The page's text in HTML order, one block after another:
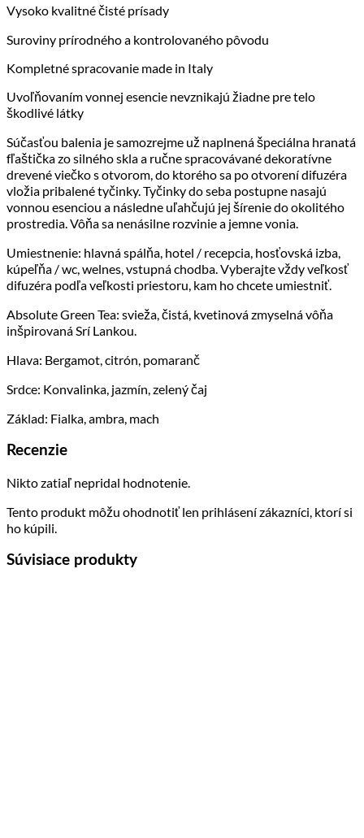
Vysoko kvalitné čisté prísady
Suroviny prírodného a kontrolovaného pôvodu
Kompletné spracovanie made in Italy
Uvoľňovaním vonnej esencie nevznikajú žiadne pre telo
škodlivé látky
Súčasťou balenia je samozrejme už naplnená špeciálna hranatá
fľaštička zo silného skla a ručne spracovávané dekoratívne
drevené viečko s otvorom, do ktorého sa po otvorení difuzéra
vložia pribalené tyčinky. Tyčinky do seba postupne nasajú
vonnou esenciou a následne uľahčujú jej šírenie do okolitého
prostredia. Vôňa sa nenásilne rozvinie a jemne vonia.
Umiestnenie: hlavná spálňa, hotel / recepcia, hosťovská izba,
kúpeľňa / wc, welnes, vstupná chodba. Vyberajte vždy veľkosť
difuzéra podľa veľkosti priestoru, kam ho chcete umiestniť.
Absolute Green Tea: svieža, čistá, kvetinová zmyselná vôňa
inšpirovaná Srí Lankou.
Hlava: Bergamot, citrón, pomaranč
Srdce: Konvalinka, jazmín, zelený čaj
Základ: Fialka, ambra, mach
Recenzie
Nikto zatiaľ nepridal hodnotenie.
Tento produkt môžu ohodnotiť len prihlásení zákazníci, ktorí si
ho kúpili.
Súvisiace produkty